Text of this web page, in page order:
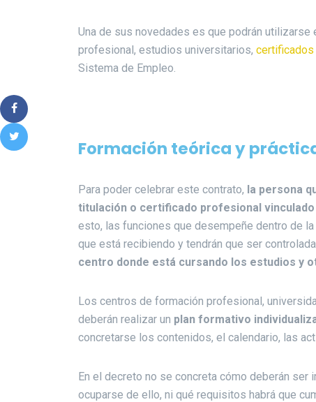
Una de sus novedades es que podrán
profesional, estudios universitarios,
Sistema de Empleo.
Formación teórica y
Para poder celebrar este contrato, la persona
titulación o certificado profesional
esto, las funciones que desempeñe dentro de
que está recibiendo y tendrán que ser
centro donde está cursando los estudios y
Los centros de formación profesional,
deberán realizar un plan formativo
concretarse los contenidos, el calendario, las
En el decreto no se concreta cómo deberán
ocuparse de ello, ni qué requisitos habrá que